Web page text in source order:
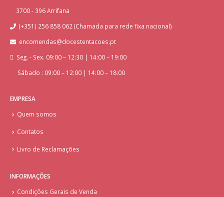
3700 - 396 Arrifana
(+351) 256 858 062 (Chamada para rede fixa nacional)
encomendas@docestentacoes.pt
Seg. - Sex. 09:00 – 12:30 | 14:00 – 19:00
Sábado : 09:00 – 12:00 | 14:00 – 18:00
EMPRESA
Quem somos
Contatos
Livro de Reclamações
INFORMAÇÕES
Condições Gerais de Venda